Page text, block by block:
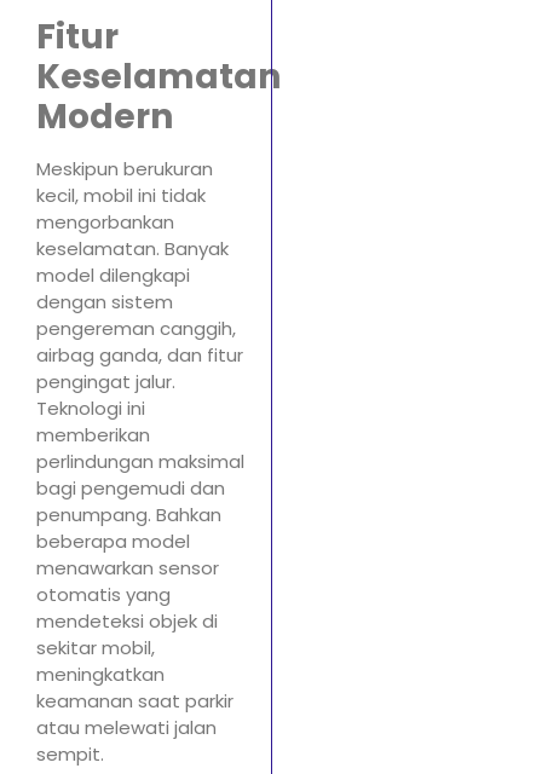
Fitur
Keselamatan
Modern
Meskipun berukuran
kecil, mobil ini tidak
mengorbankan
keselamatan. Banyak
model dilengkapi
dengan sistem
pengereman canggih,
airbag ganda, dan fitur
pengingat jalur.
Teknologi ini
memberikan
perlindungan maksimal
bagi pengemudi dan
penumpang. Bahkan
beberapa model
menawarkan sensor
otomatis yang
mendeteksi objek di
sekitar mobil,
meningkatkan
keamanan saat parkir
atau melewati jalan
sempit.